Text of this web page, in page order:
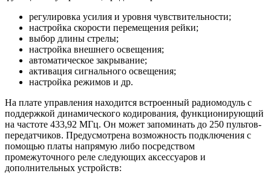
регулировка усилия и уровня чувствительности;
настройка скорости перемещения рейки;
выбор длины стрелы;
настройка внешнего освещения;
автоматическое закрывание;
активация сигнального освещения;
настройка режимов и др.
На плате управления находится встроенный радиомодуль с
поддержкой динамического кодирования, функционирующий
на частоте 433,92 МГц. Он может запоминать до 250 пультов-
передатчиков. Предусмотрена возможность подключения с
помощью платы напрямую либо посредством
промежуточного реле следующих аксессуаров и
дополнительных устройств: